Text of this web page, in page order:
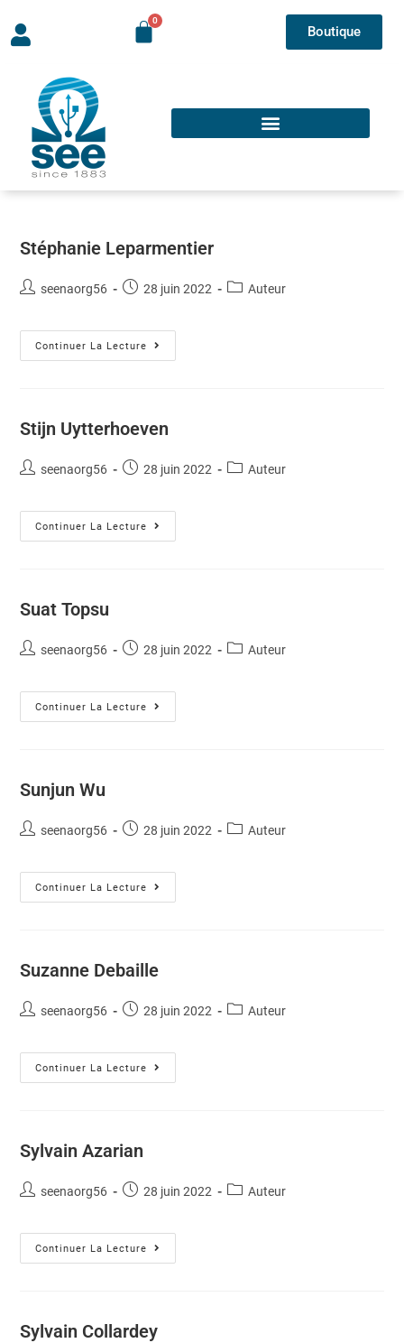
Boutique
Stéphanie Leparmentier
seenaorg56 28 juin 2022 Auteur
Continuer La Lecture
Stijn Uytterhoeven
seenaorg56 28 juin 2022 Auteur
Continuer La Lecture
Suat Topsu
seenaorg56 28 juin 2022 Auteur
Continuer La Lecture
Sunjun Wu
seenaorg56 28 juin 2022 Auteur
Continuer La Lecture
Suzanne Debaille
seenaorg56 28 juin 2022 Auteur
Continuer La Lecture
Sylvain Azarian
seenaorg56 28 juin 2022 Auteur
Continuer La Lecture
Sylvain Collardey